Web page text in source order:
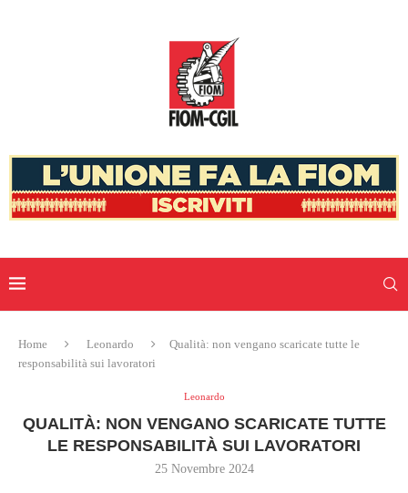
Home Leonardo
Qualità: non vengano scaricate tutte le
responsabilità sui lavoratori
Leonardo
QUALITÀ: NON VENGANO SCARICATE TUTTE
LE RESPONSABILITÀ SUI LAVORATORI
25 Novembre 2024